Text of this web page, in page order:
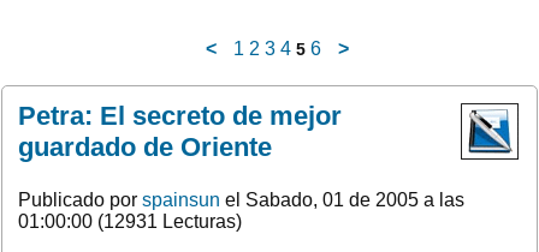
< 1 2 3 4 5 6 >
Petra: El secreto de mejor
guardado de Oriente
Publicado por spainsun el Sabado, 01 de 2005 a las
01:00:00 (12931 Lecturas)